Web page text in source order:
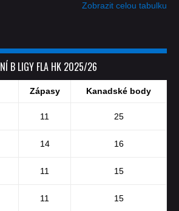
Zobrazit celou tabulku
B LIGY FLA HK 2025/26
Zápasy Kanadské body
11 25
14 16
11 15
11 15